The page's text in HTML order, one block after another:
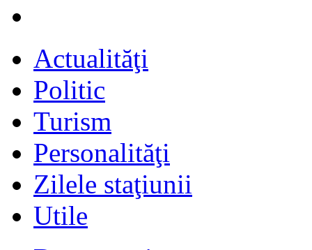
Actualităţi
Politic
Turism
Personalităţi
Zilele staţiunii
Utile